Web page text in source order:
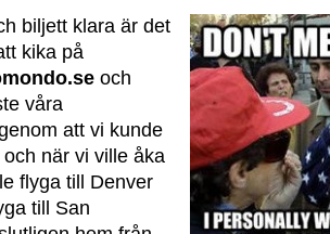
biljett klara är det
kika på
och
våra
att vi kunde
när vi ville åka
flyga till Denver
till San